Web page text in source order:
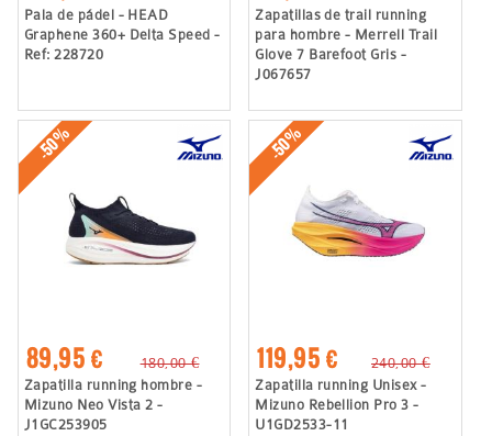
Pala de pádel - HEAD
Graphene 360+ Delta Speed -
Ref: 228720
Zapatillas de trail running
para hombre - Merrell Trail
Glove 7 Barefoot Gris -
J067657
-50%
89,95 €
180,00 €
Zapatilla running hombre -
Mizuno Neo Vista 2 -
J1GC253905
-50%
119,95 €
240,00 €
Zapatilla running Unisex -
Mizuno Rebellion Pro 3 -
U1GD2533-11